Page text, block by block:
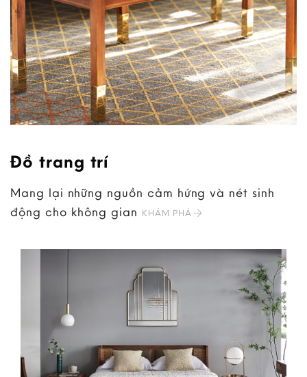
Đồ trang trí
Mang lại những nguồn cảm hứng và nét sinh
động cho không gian KHÁM PHÁ